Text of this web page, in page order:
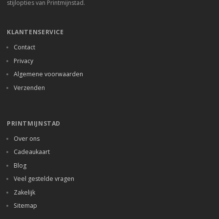
stijlopties van Printmijnstad.
KLANTENSERVICE
Contact
Privacy
Algemene voorwaarden
Verzenden
PRINTMIJNSTAD
Over ons
Cadeaukaart
Blog
Veel gestelde vragen
Zakelijk
Sitemap